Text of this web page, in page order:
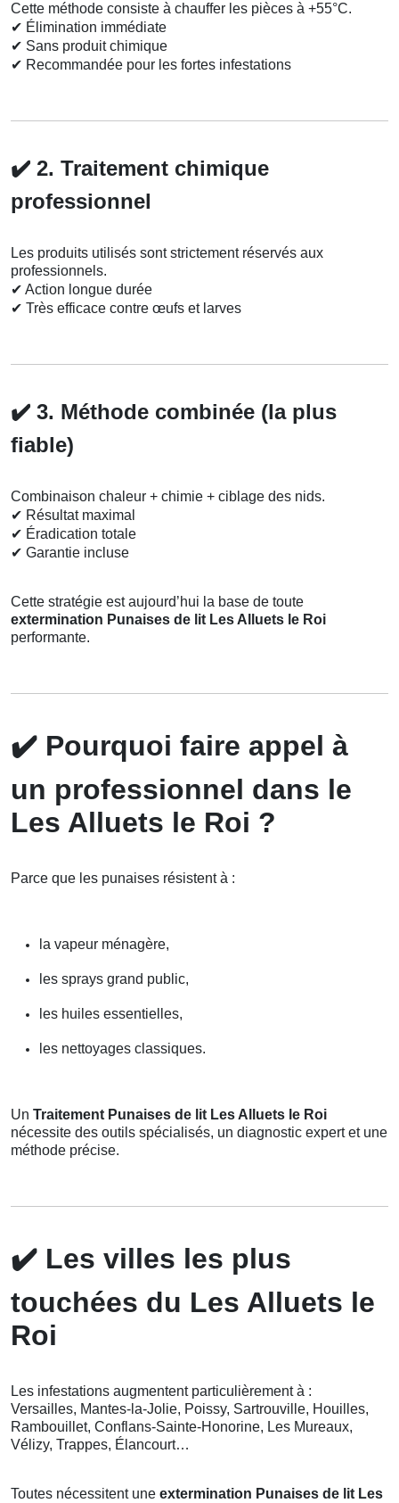
Cette méthode consiste à chauffer les pièces à +55°C.
✔ Élimination immédiate
✔ Sans produit chimique
✔ Recommandée pour les fortes infestations
✔️ 2. Traitement chimique
professionnel
Les produits utilisés sont strictement réservés aux
professionnels.
✔ Action longue durée
✔ Très efficace contre œufs et larves
✔️ 3. Méthode combinée (la plus
fiable)
Combinaison chaleur + chimie + ciblage des nids.
✔ Résultat maximal
✔ Éradication totale
✔ Garantie incluse
Cette stratégie est aujourd’hui la base de toute
extermination Punaises de lit Les Alluets le Roi
performante.
✔️ Pourquoi faire appel à
un professionnel dans le
Les Alluets le Roi ?
Parce que les punaises résistent à :
la vapeur ménagère,
les sprays grand public,
les huiles essentielles,
les nettoyages classiques.
Un Traitement Punaises de lit Les Alluets le Roi
nécessite des outils spécialisés, un diagnostic expert et une
méthode précise.
✔️ Les villes les plus
touchées du Les Alluets le
Roi
Les infestations augmentent particulièrement à :
Versailles, Mantes-la-Jolie, Poissy, Sartrouville, Houilles,
Rambouillet, Conflans-Sainte-Honorine, Les Mureaux,
Vélizy, Trappes, Élancourt…
Toutes nécessitent une extermination Punaises de lit Les